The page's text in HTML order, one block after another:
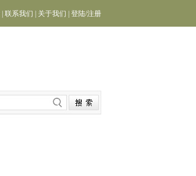
联系我们 关于我们 登陆/注册